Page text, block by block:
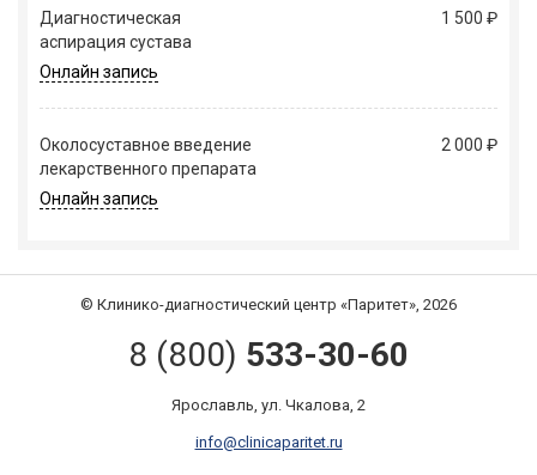
Диагностическая
аспирация сустава
1 500 ₽
Онлайн запись
Околосуставное введение
лекарственного препарата
2 000 ₽
Онлайн запись
© Клинико-диагностический центр «Паритет», 2026
8 (800) 533-30-60
Ярославль, ул. Чкалова, 2
info@clinicaparitet.ru